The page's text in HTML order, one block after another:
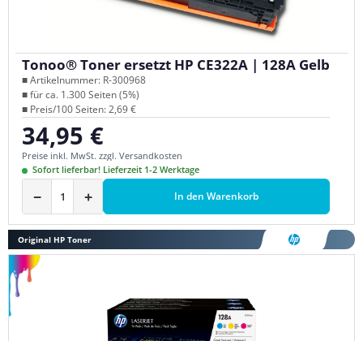
Tonoo® Toner ersetzt HP CE322A | 128A Gelb
■ Artikelnummer: R-300968
■ für ca. 1.300 Seiten (5%)
■ Preis/100 Seiten: 2,69 €
Regulärer Preis:
34,95 €
Preise inkl. MwSt. zzgl. Versandkosten
Sofort lieferbar! Lieferzeit 1-2 Werktage
− + In den Warenkorb
Original HP Toner